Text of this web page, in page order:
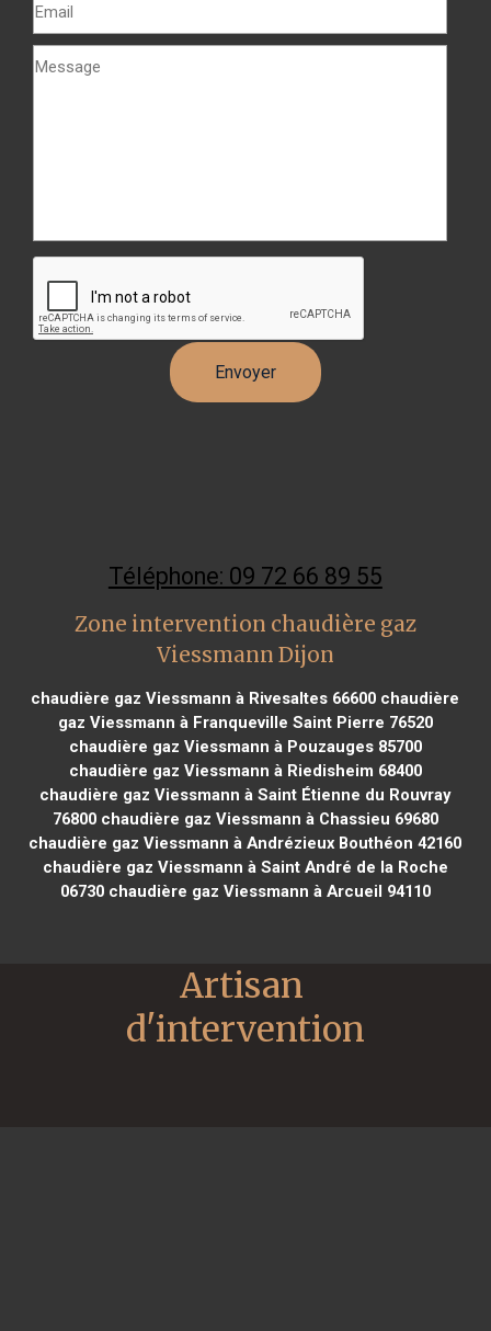
Téléphone: 09 72 66 89 55
Zone intervention chaudière gaz
Viessmann Dijon
chaudière gaz Viessmann à Rivesaltes 66600 chaudière
gaz Viessmann à Franqueville Saint Pierre 76520
chaudière gaz Viessmann à Pouzauges 85700
chaudière gaz Viessmann à Riedisheim 68400
chaudière gaz Viessmann à Saint Étienne du Rouvray
76800chaudière gaz Viessmann à Chassieu 69680
chaudière gaz Viessmann à Andrézieux Bouthéon 42160
chaudière gaz Viessmann à Saint André de la Roche
06730chaudière gaz Viessmann à Arcueil 94110
Artisan
d'intervention